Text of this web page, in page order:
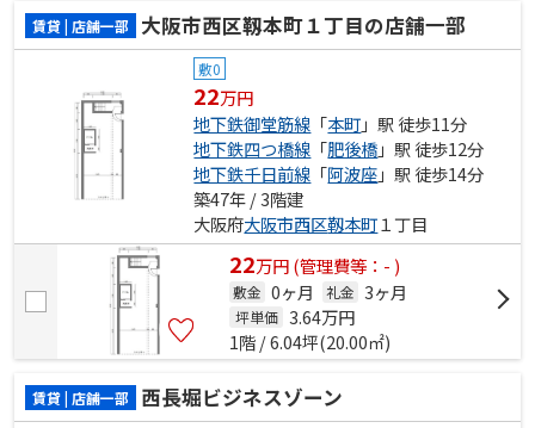
賃貸 | 店舗一部 大阪市西区靱本町１丁目の店舗一部
敷0
22万円
地下鉄御堂筋線 「本町」駅 徒歩11分
地下鉄四つ橋線 「肥後橋」駅 徒歩12分
地下鉄千日前線 「阿波座」駅 徒歩14分
築47年 / 3階建
大阪府大阪市西区靱本町１丁目
22万円(管理費等：- )
敷金 0ヶ月 礼金 3ヶ月
坪単価 3.64万円
1階 / 6.04坪(20.00㎡)
賃貸 | 店舗一部 西長堀ビジネスゾーン